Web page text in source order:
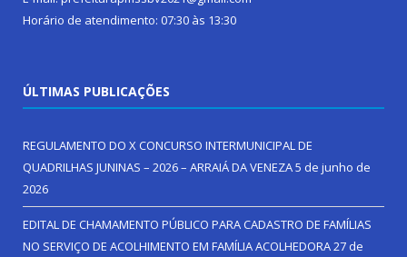
Horário de atendimento: 07:30 às 13:30
ÚLTIMAS PUBLICAÇÕES
REGULAMENTO DO X CONCURSO INTERMUNICIPAL DE
QUADRILHAS JUNINAS – 2026 – ARRAIÁ DA VENEZA5 de junho de
2026
EDITAL DE CHAMAMENTO PÚBLICO PARA CADASTRO DE FAMÍLIAS
NO SERVIÇO DE ACOLHIMENTO EM FAMÍLIA ACOLHEDORA27 de